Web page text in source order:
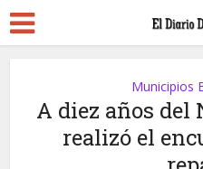
Municipios
A diez años del
realizó el